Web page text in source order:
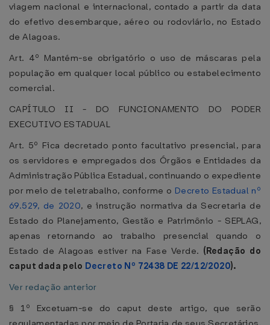
viagem nacional e internacional, contado a partir da data
do efetivo desembarque, aéreo ou rodoviário, no Estado
de Alagoas.
Art. 4º Mantém-se obrigatório o uso de máscaras pela
população em qualquer local público ou estabelecimento
comercial.
CAPÍTULO II - DO FUNCIONAMENTO DO PODER
EXECUTIVO ESTADUAL
Art. 5º Fica decretado ponto facultativo presencial, para
os servidores e empregados dos Órgãos e Entidades da
Administração Pública Estadual, continuando o expediente
por meio de teletrabalho, conforme o Decreto Estadual nº
69.529, de 2020, e instrução normativa da Secretaria de
Estado do Planejamento, Gestão e Patrimônio - SEPLAG,
apenas retornando ao trabalho presencial quando o
Estado de Alagoas estiver na Fase Verde. (Redação do
caput dada pelo Decreto Nº 72438 DE 22/12/2020).
Ver redação anterior
§ 1º Excetuam-se do caput deste artigo, que serão